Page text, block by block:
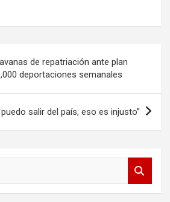
de repatriación ante plan
deportaciones semanales
salir del país, eso es injusto”